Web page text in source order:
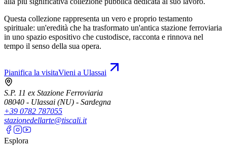
Questa collezione rappresenta un vero e proprio testamento
spirituale: un'eredità che ha trasformato un'antica stazione ferroviaria
in uno spazio espositivo che custodisce, racconta e rinnova nel
tempo il senso della sua opera.
Pianifica la visitaVieni a Ulassai
S.P. 11 ex Stazione Ferroviaria
08040 - Ulassai (NU) - Sardegna
+39 0782 787055
stazionedellarte@tiscali.it
Esplora